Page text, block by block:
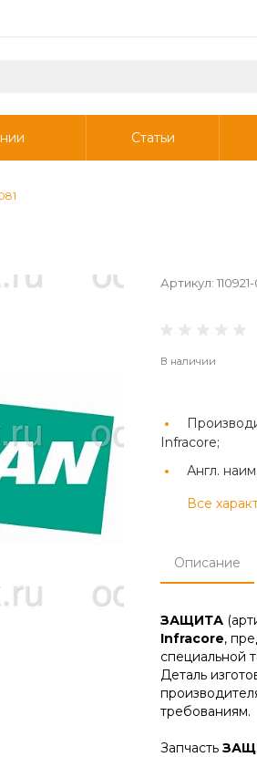
Статьи
Артикул:
В наличии
Infracore;
Англ.
Все
Описание
ЗАЩИТА
Infracore,
специальной
Деталь
требованиям.
Запчасть